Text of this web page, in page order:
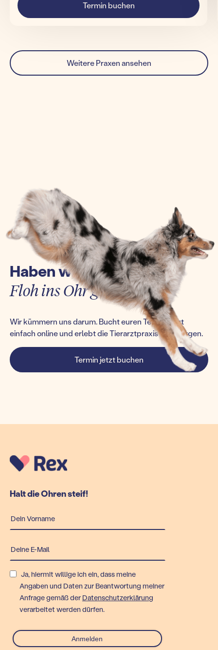
Termin buchen
Weitere Praxen ansehen
Haben wir euch einen
Floh ins Ohr gesetzt?
Wir kümmern uns darum. Bucht euren Termin jetzt
einfach online und erlebt die Tierarztpraxis von morgen.
Termin jetzt buchen
Halt die Ohren steif!
Ja, hiermit willige ich ein, dass meine
Angaben und Daten zur Beantwortung meiner
Anfrage gemäß der Datenschutzerklärung
verarbeitet werden dürfen.